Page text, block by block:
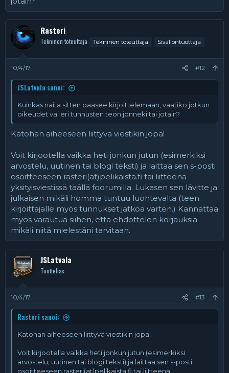
Rasteri
Tekninen toteuttaja Tekninen toteuttaja Sisällöntuottaja
10/4/17 #12
JSLatvala sanoi:
Kuinkas näitä sitten pääsee kirjoittelemaan, vaatiko jotkun
oikeudet vai eri tunnusten teon jonneki tai jotain?
Katohan aiheeseen liittyvä viestikin jopa!
Voit kirjootella vaikka heti jonkun jutun (esimerkiksi
arvostelu, uutinen tai blogi teksti) ja laittaa sen s-posti
osoitteeseen rasteri(at)pelikaista.fi tai liitteenä
yksityisviestissä täällä foorumilla. Lukasen sen lävitte ja
julkaisen mikäli homma tuntuu luontevalta (teen
kirjoittajalle myös tunnukset jatkoa varten.) Kannattaa
myös varautua siihen, että ehdottelen korjauksia
mikäli niitä mielestäni tarvitaan.
JSLatvala
Tuottelias
10/4/17 #13
Rasteri sanoi:
Katohan aiheeseen liittyvä viestikin jopa!
Voit kirjootella vaikka heti jonkun jutun (esimerkiksi
arvostelu, uutinen tai blogi teksti) ja laittaa sen s-posti
osoitteeseen rasteri(at)pelikaista.fi tai liitteenä